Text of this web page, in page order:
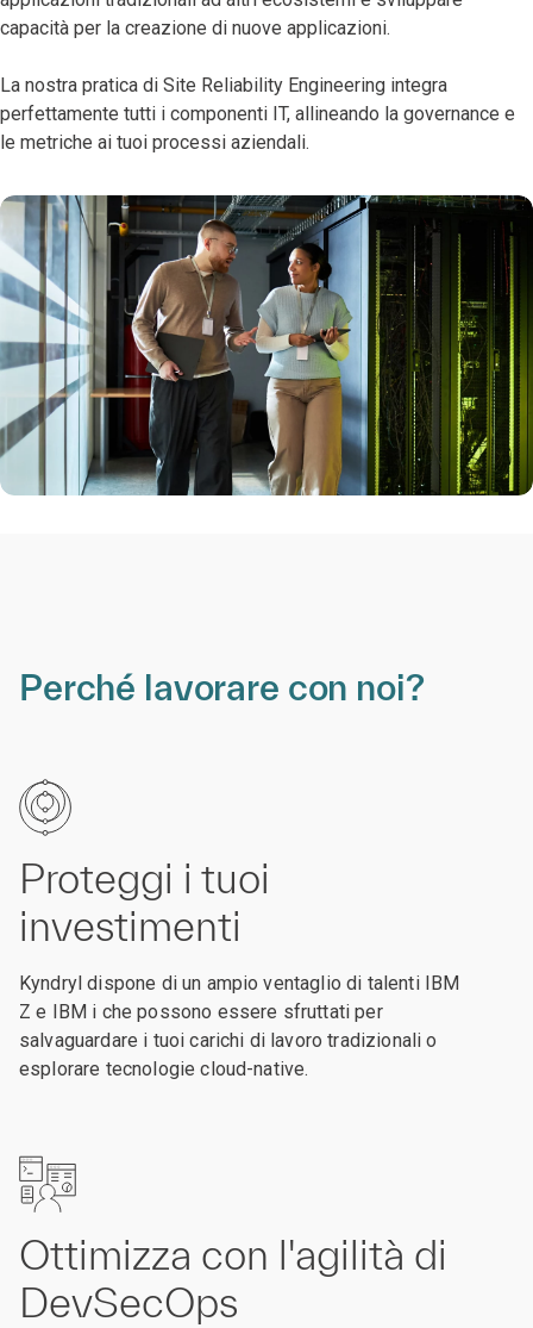
capacità per la creazione di nuove applicazioni.
La nostra pratica di Site Reliability Engineering integra
perfettamente tutti i componenti IT, allineando la governance e
le metriche ai tuoi processi aziendali.
Perché lavorare con noi?
Proteggi i tuoi
investimenti
Kyndryl dispone di un ampio ventaglio di talenti IBM
Z e IBM i che possono essere sfruttati per
salvaguardare i tuoi carichi di lavoro tradizionali o
esplorare tecnologie cloud-native.
Ottimizza con l'agilità di
DevSecOps